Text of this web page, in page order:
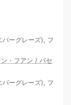
バーグレーズ), フ
・フアン / バセ
バーグレーズ), フ